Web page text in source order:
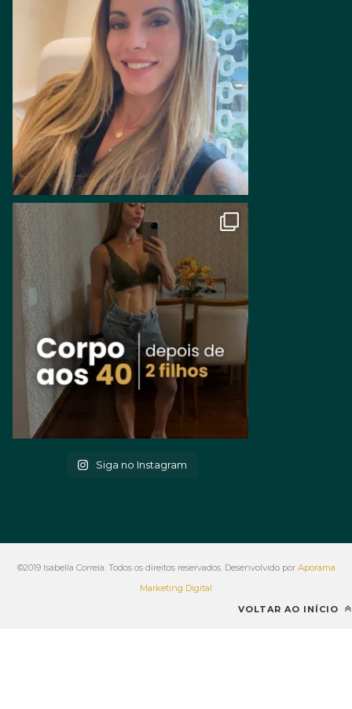
Siga no Instagram
©2019 Isabella Correia. Todos os direitos reservados. Desenvolvido por Aporama
Marketing Digital
VOLTAR AO INÍCIO